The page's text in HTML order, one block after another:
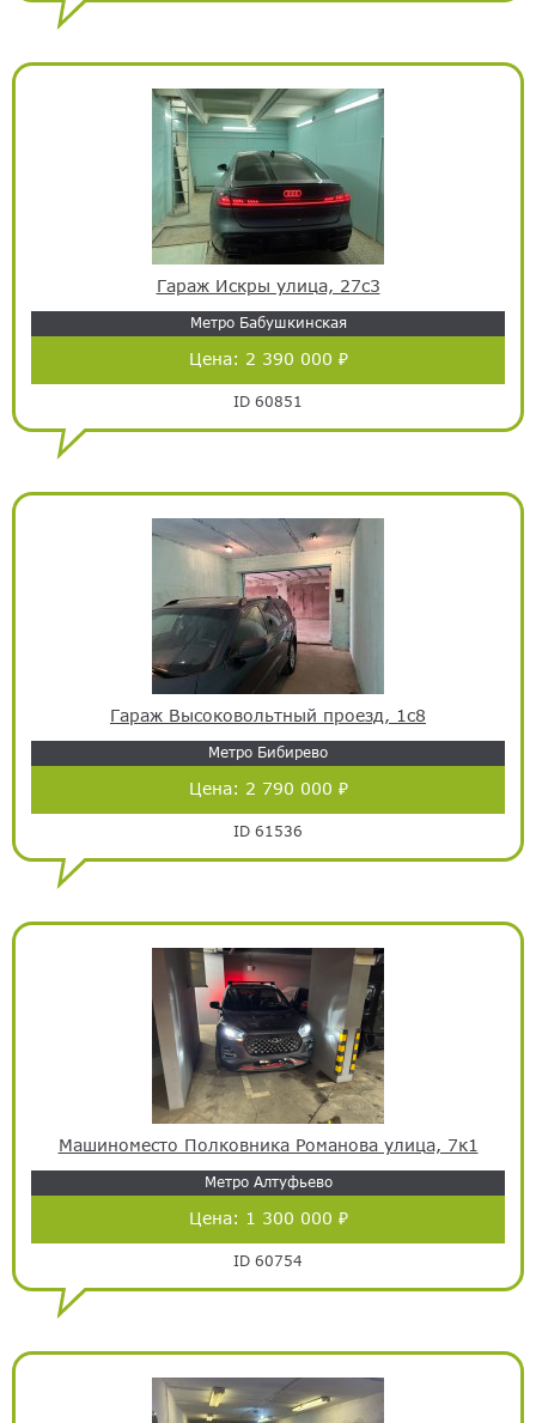
Гараж Искры улица, 27с3
Метро Бабушкинская
Цена: 2 390 000 ₽
ID 60851
Гараж Высоковольтный проезд, 1с8
Метро Бибирево
Цена: 2 790 000 ₽
ID 61536
Машиноместо Полковника Романова улица, 7к1
Метро Алтуфьево
Цена: 1 300 000 ₽
ID 60754